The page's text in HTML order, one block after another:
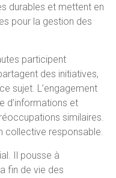
durables et mettent en
pour la gestion des
participent
des initiatives,
sujet. L’engagement
d’informations et
similaires.
collective responsable.
Il pousse à
fin de vie des